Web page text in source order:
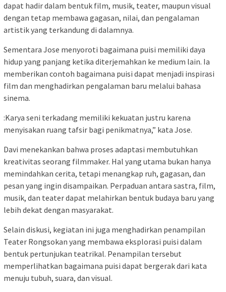
dapat hadir dalam bentuk film, musik, teater, maupun visual
dengan tetap membawa gagasan, nilai, dan pengalaman
artistik yang terkandung di dalamnya.
Sementara Jose menyoroti bagaimana puisi memiliki daya
hidup yang panjang ketika diterjemahkan ke medium lain. Ia
memberikan contoh bagaimana puisi dapat menjadi inspirasi
film dan menghadirkan pengalaman baru melalui bahasa
sinema.
:Karya seni terkadang memiliki kekuatan justru karena
menyisakan ruang tafsir bagi penikmatnya,” kata Jose.
Davi menekankan bahwa proses adaptasi membutuhkan
kreativitas seorang filmmaker. Hal yang utama bukan hanya
memindahkan cerita, tetapi menangkap ruh, gagasan, dan
pesan yang ingin disampaikan. Perpaduan antara sastra, film,
musik, dan teater dapat melahirkan bentuk budaya baru yang
lebih dekat dengan masyarakat.
Selain diskusi, kegiatan ini juga menghadirkan penampilan
Teater Rongsokan yang membawa eksplorasi puisi dalam
bentuk pertunjukan teatrikal. Penampilan tersebut
memperlihatkan bagaimana puisi dapat bergerak dari kata
menuju tubuh, suara, dan visual.